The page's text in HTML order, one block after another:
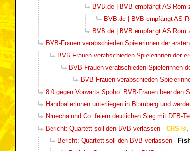
BVB.de | BVB empfängt AS Rom
BVB.de | BVB empfängt AS
BVB.de | BVB empfängt AS Rom
BVB-Frauen verabschieden Spielerinnen der
BVB-Frauen verabschieden Spielerinnen der
BVB-Frauen verabschieden Spielerinnen
BVB-Frauen verabschieden
8:0 gegen Vorwärts Spoho: BVB-Frauen beenden
Handballerinnen unterliegen in Blomberg und
Nmecha und Co. feiern deutlichen Sieg mit DFB-
Bericht: Quartett soll den BVB verlassen - CHS
Bericht: Quartett soll den BVB verlassen -